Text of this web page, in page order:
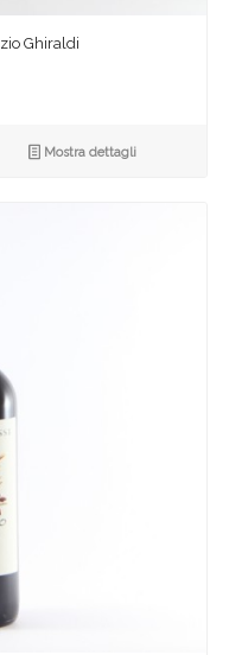
Ghiraldi
Mostra dettagli